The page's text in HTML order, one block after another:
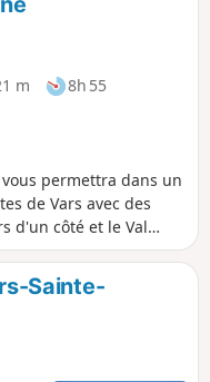
m
8h 55
permettra dans un
de Vars avec des
d'un côté et le Val
vous pourrez
Dans un second
qui conduit au
Le retour
un très beau
Sainte-